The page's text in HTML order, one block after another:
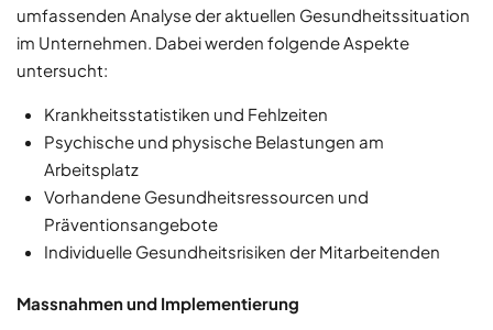
umfassenden Analyse der aktuellen Gesundheitssituation
im Unternehmen. Dabei werden folgende Aspekte
untersucht:
Krankheitsstatistiken und Fehlzeiten
Psychische und physische Belastungen am
Arbeitsplatz
Vorhandene Gesundheitsressourcen und
Präventionsangebote
Individuelle Gesundheitsrisiken der Mitarbeitenden
Massnahmen und Implementierung